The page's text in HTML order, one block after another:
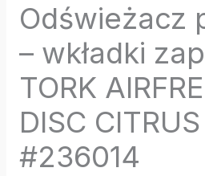
Odświeżacz
– wkładki
TORK
DISC
#236014